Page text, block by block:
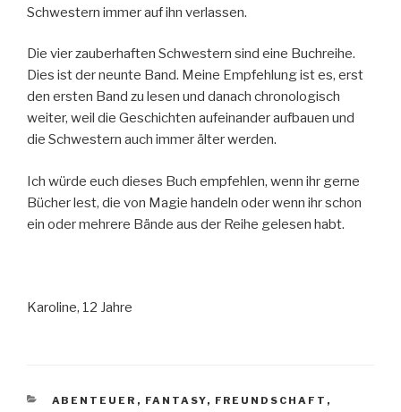
Schwestern immer auf ihn verlassen.
Die vier zauberhaften Schwestern sind eine Buchreihe.
Dies ist der neunte Band. Meine Empfehlung ist es, erst
den ersten Band zu lesen und danach chronologisch
weiter, weil die Geschichten aufeinander aufbauen und
die Schwestern auch immer älter werden.
Ich würde euch dieses Buch empfehlen, wenn ihr gerne
Bücher lest, die von Magie handeln oder wenn ihr schon
ein oder mehrere Bände aus der Reihe gelesen habt.
Karoline, 12 Jahre
KATEGORIEN
ABENTEUER , FANTASY, FREUNDSCHAFT ,